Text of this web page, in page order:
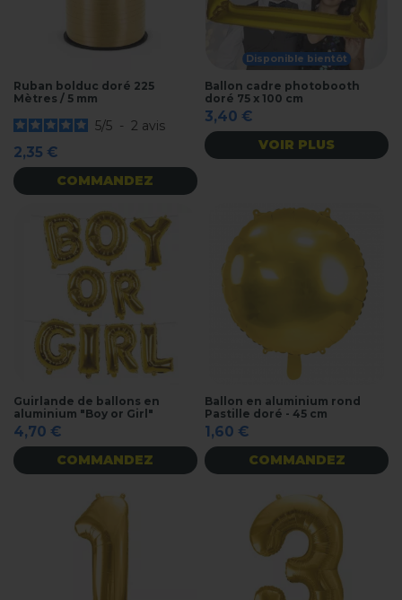
Ruban bolduc doré 225
Mètres / 5 mm
5/5 - 2 avis
2,35 €
COMMANDEZ
Disponible bientôt
Ballon cadre photobooth
doré 75 x 100 cm
3,40 €
VOIR PLUS
Guirlande de ballons en
aluminium "Boy or Girl"
4,70 €
COMMANDEZ
Ballon en aluminium rond
Pastille doré - 45 cm
1,60 €
COMMANDEZ